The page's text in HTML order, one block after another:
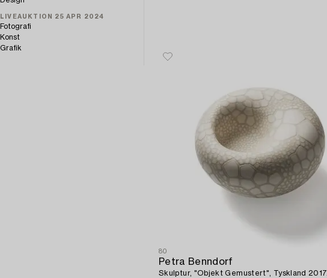
LIVEAUKTION 25 APR 2024
Fotografi
Konst
Grafik
80
Petra Benndorf
Skulptur, "Objekt Gemustert", Tyskland 2017.